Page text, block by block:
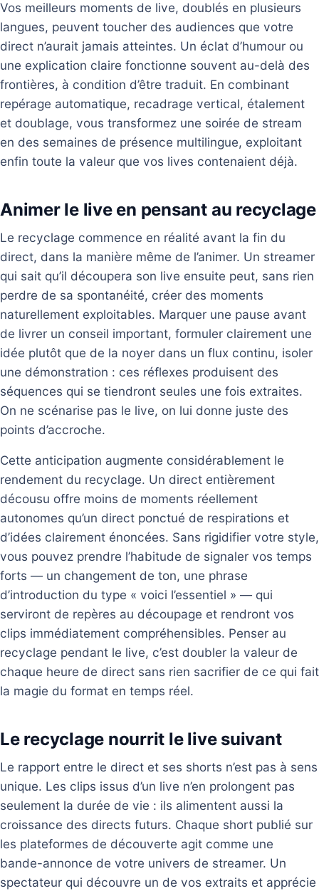
Vos meilleurs moments de live, doublés en plusieurs
langues, peuvent toucher des audiences que votre
direct n’aurait jamais atteintes. Un éclat d’humour ou
une explication claire fonctionne souvent au-delà des
frontières, à condition d’être traduit. En combinant
repérage automatique, recadrage vertical, étalement
et doublage, vous transformez une soirée de stream
en des semaines de présence multilingue, exploitant
enfin toute la valeur que vos lives contenaient déjà.
Animer le live en pensant au recyclage
Le recyclage commence en réalité avant la fin du
direct, dans la manière même de l’animer. Un streamer
qui sait qu’il découpera son live ensuite peut, sans rien
perdre de sa spontanéité, créer des moments
naturellement exploitables. Marquer une pause avant
de livrer un conseil important, formuler clairement une
idée plutôt que de la noyer dans un flux continu, isoler
une démonstration : ces réflexes produisent des
séquences qui se tiendront seules une fois extraites.
On ne scénarise pas le live, on lui donne juste des
points d’accroche.
Cette anticipation augmente considérablement le
rendement du recyclage. Un direct entièrement
décousu offre moins de moments réellement
autonomes qu’un direct ponctué de respirations et
d’idées clairement énoncées. Sans rigidifier votre style,
vous pouvez prendre l’habitude de signaler vos temps
forts — un changement de ton, une phrase
d’introduction du type « voici l’essentiel » — qui
serviront de repères au découpage et rendront vos
clips immédiatement compréhensibles. Penser au
recyclage pendant le live, c’est doubler la valeur de
chaque heure de direct sans rien sacrifier de ce qui fait
la magie du format en temps réel.
Le recyclage nourrit le live suivant
Le rapport entre le direct et ses shorts n’est pas à sens
unique. Les clips issus d’un live n’en prolongent pas
seulement la durée de vie : ils alimentent aussi la
croissance des directs futurs. Chaque short publié sur
les plateformes de découverte agit comme une
bande-annonce de votre univers de streamer. Un
spectateur qui découvre un de vos extraits et apprécie